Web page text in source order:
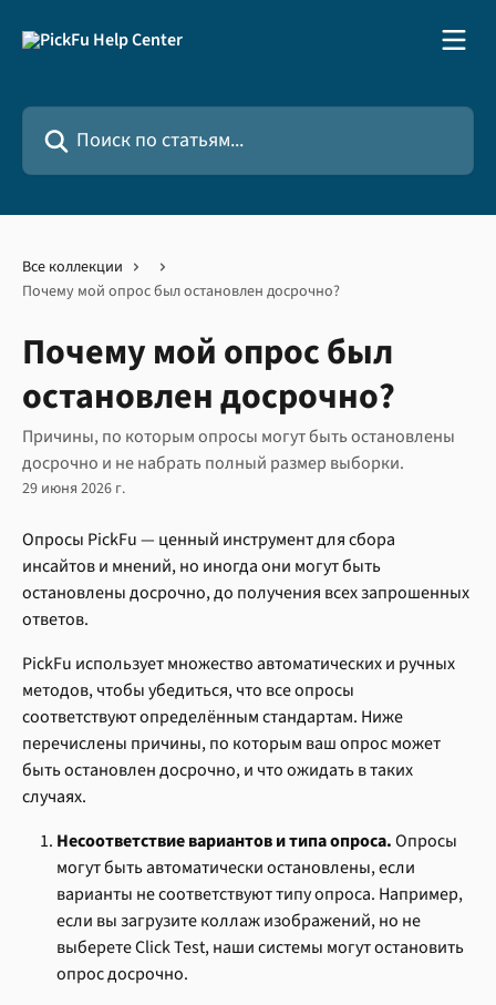
Поиск по статьям...
Все коллекции
Почему мой опрос был остановлен досрочно?
Почему мой опрос был
остановлен досрочно?
Причины, по которым опросы могут быть остановлены
досрочно и не набрать полный размер выборки.
29 июня 2026 г.
Опросы PickFu — ценный инструмент для сбора
инсайтов и мнений, но иногда они могут быть
остановлены досрочно, до получения всех запрошенных
ответов.
PickFu использует множество автоматических и ручных
методов, чтобы убедиться, что все опросы
соответствуют определённым стандартам. Ниже
перечислены причины, по которым ваш опрос может
быть остановлен досрочно, и что ожидать в таких
случаях.
Несоответствие вариантов и типа опроса. Опросы
могут быть автоматически остановлены, если
варианты не соответствуют типу опроса. Например,
если вы загрузите коллаж изображений, но не
выберете Click Test, наши системы могут остановить
опрос досрочно.